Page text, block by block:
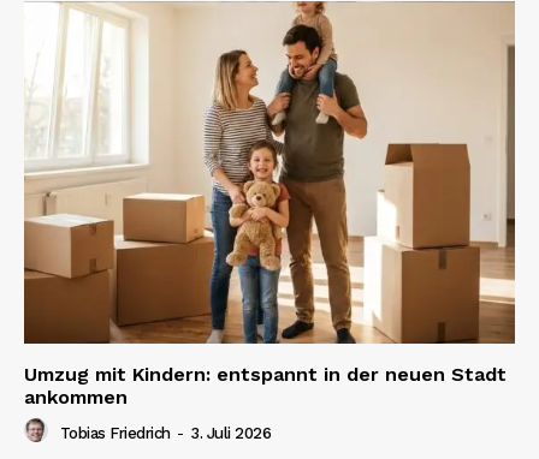
Umzug mit Kindern: entspannt in der neuen Stadt
ankommen
Tobias Friedrich - 3. Juli 2026